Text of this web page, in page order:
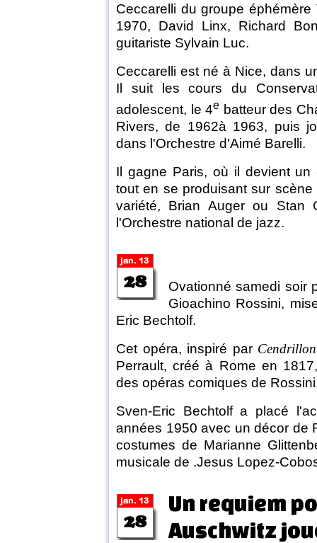
Ceccarelli du groupe
1970, David Linx, Richard
guitariste Sylvain Luc.
Ceccarelli est né à Nice, dans
Il suit les cours du
adolescent, le 4e batteur des
Rivers, de 1962à 1963, puis
dans l'Orchestre d'Aimé Barelli.
Il gagne Paris, où il devient
tout en se produisant sur
variété, Brian Auger ou Stan
l'Orchestre national de jazz.
Ovationné samedi soir
Gioachino Rossini,
Eric Bechtolf.
Cet opéra, inspiré par Cendrillon
Perrault, créé à Rome en
des opéras comiques de
Sven-Eric Bechtolf a placé
années 1950 avec un décor de
costumes de Marianne
musicale de .Jesus Lopez-
Un requiem
Auschwitz